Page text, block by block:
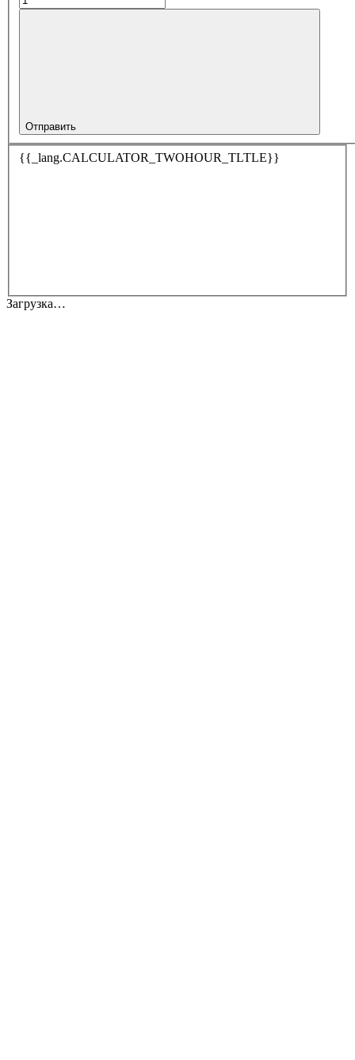
Отправить
{{_lang.CALCULATOR_TWOHOUR_TLTLE}}
Загрузка…